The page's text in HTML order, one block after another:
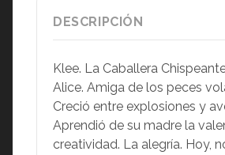
DESCRIPCIÓN
Klee. La Caballera
Alice. Amiga de los peces
Creció entre explosiones y
Aprendió de su madre la
creatividad. La alegría. Hoy,